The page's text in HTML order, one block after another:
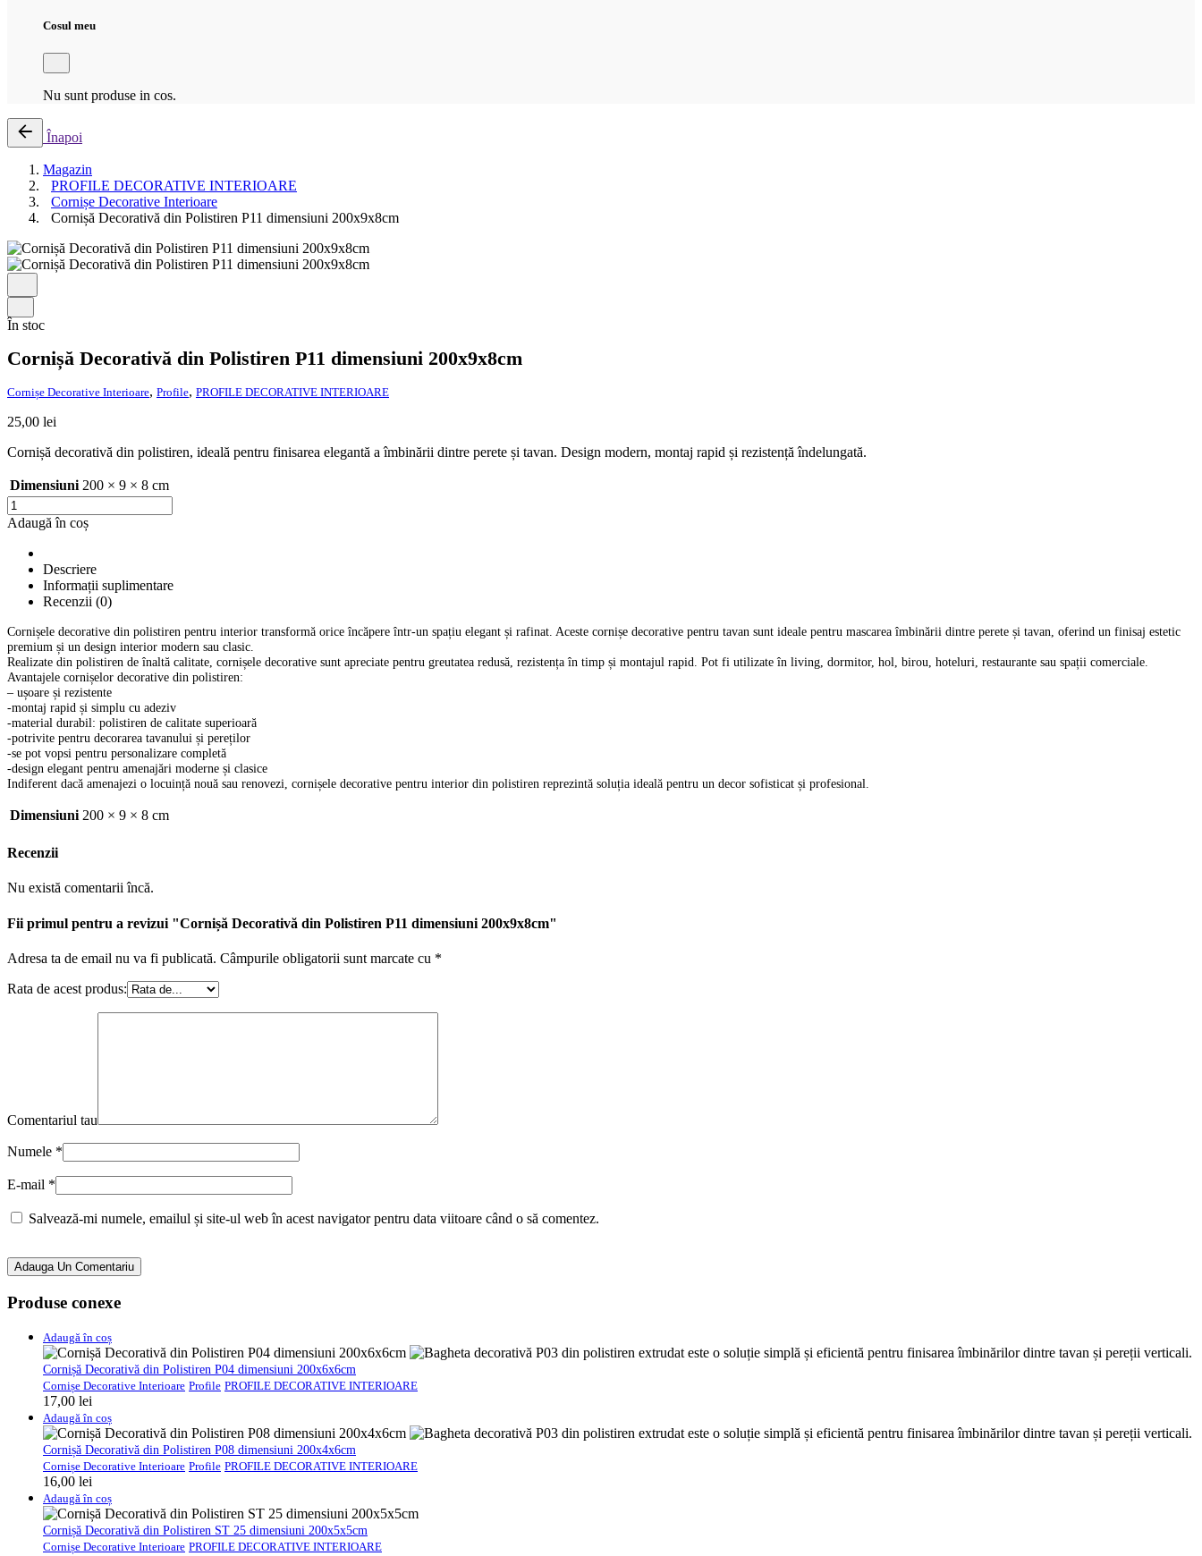
Cosul meu
Nu sunt produse in cos.
Înapoi
Magazin
PROFILE DECORATIVE INTERIOARE
Cornișe Decorative Interioare
Cornișă Decorativă din Polistiren P11 dimensiuni 200x9x8cm
În stoc
Cornișă Decorativă din Polistiren P11 dimensiuni 200x9x8cm
Cornișe Decorative Interioare, Profile, PROFILE DECORATIVE INTERIOARE
25,00 lei
Cornișă decorativă din polistiren, ideală pentru finisarea elegantă a îmbinării dintre perete și tavan. Design modern, montaj rapid și rezistență îndelungată.
Dimensiuni 200 × 9 × 8 cm
Cantitate
Cornișă
Decorativă
Polistiren
dimensiuni
Adaugă în coș
Descriere
Informații suplimentare
Recenzii (0)
Cornișele decorative din polistiren pentru interior transformă orice încăpere într-un spațiu elegant și rafinat. Aceste cornișe decorative pentru tavan sunt ideale pentru mascarea îmbinării dintre perete și tavan, oferind un finisaj estetic
premium și un design interior modern sau clasic.
Realizate din polistiren de înaltă calitate, cornișele decorative sunt apreciate pentru greutatea redusă, rezistența în timp și montajul rapid. Pot fi utilizate în living, dormitor, hol, birou, hoteluri, restaurante sau spații comerciale.
Avantajele cornișelor decorative din polistiren:
– ușoare și rezistente
-montaj rapid și simplu cu adeziv
-material durabil: polistiren de calitate superioară
-potrivite pentru decorarea tavanului și pereților
-se pot vopsi pentru personalizare completă
-design elegant pentru amenajări moderne și clasice
Indiferent dacă amenajezi o locuință nouă sau renovezi, cornișele decorative pentru interior din polistiren reprezintă soluția ideală pentru un decor sofisticat și profesional.
Dimensiuni 200 × 9 × 8 cm
Recenzii
Nu există comentarii încă.
Fii primul pentru a revizui "Cornișă Decorativă din Polistiren P11 dimensiuni 200x9x8cm"
Adresa ta de email nu va fi publicată. Câmpurile obligatorii sunt marcate cu *
Rata de acest produs:
Comentariul tau
Numele *
E-mail *
Salvează-mi numele, emailul și site-ul web în acest navigator pentru data viitoare când o să comentez.
Adauga Un Comentariu
Produse conexe
Adaugă în coș
Cornișă Decorativă din Polistiren P04 dimensiuni 200x6x6cm
Cornișe Decorative Interioare Profile PROFILE DECORATIVE INTERIOARE
17,00 lei
Adaugă în coș
Cornișă Decorativă din Polistiren P08 dimensiuni 200x4x6cm
Cornișe Decorative Interioare Profile PROFILE DECORATIVE INTERIOARE
16,00 lei
Adaugă în coș
Cornișă Decorativă din Polistiren ST 25 dimensiuni 200x5x5cm
Cornișe Decorative Interioare PROFILE DECORATIVE INTERIOARE